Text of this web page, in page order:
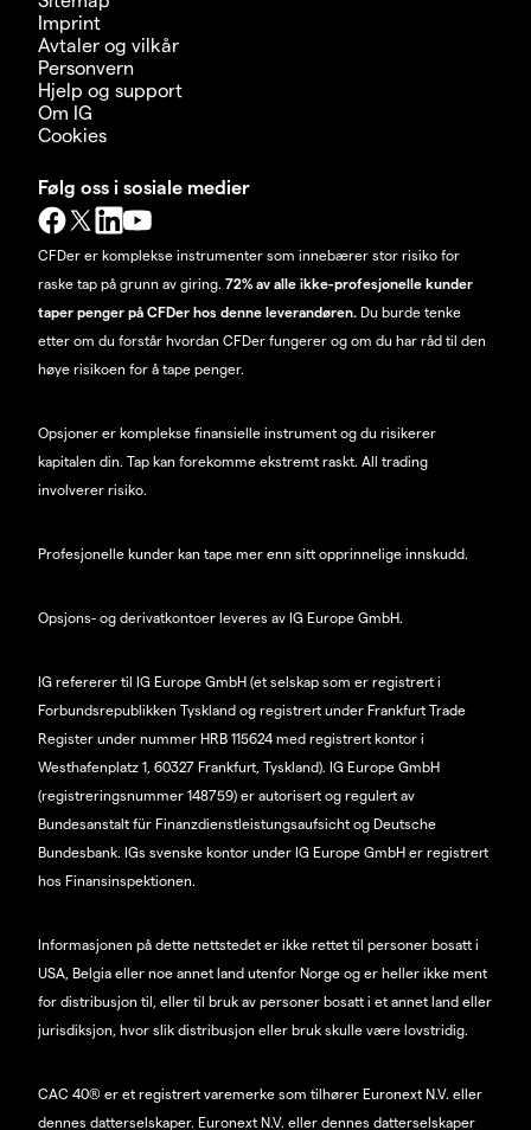
Imprint
Avtaler og vilkår
Personvern
Hjelp og support
Om IG
Cookies
Følg oss i sosiale medier
CFDer er komplekse instrumenter som innebærer stor risiko for
raske tap på grunn av giring. 72% av alle ikke-profesjonelle kunder
taper penger på CFDer hos denne leverandøren. Du burde tenke
etter om du forstår hvordan CFDer fungerer og om du har råd til den
høye risikoen for å tape penger.
Opsjoner er komplekse finansielle instrument og du risikerer
kapitalen din. Tap kan forekomme ekstremt raskt. All trading
involverer risiko.
Profesjonelle kunder kan tape mer enn sitt opprinnelige innskudd.
Opsjons- og derivatkontoer leveres av IG Europe GmbH.
IG refererer til IG Europe GmbH (et selskap som er registrert i
Forbundsrepublikken Tyskland og registrert under Frankfurt Trade
Register under nummer HRB 115624 med registrert kontor i
Westhafenplatz 1, 60327 Frankfurt, Tyskland). IG Europe GmbH
(registreringsnummer 148759) er autorisert og regulert av
Bundesanstalt für Finanzdienstleistungsaufsicht og Deutsche
Bundesbank. IGs svenske kontor under IG Europe GmbH er registrert
hos Finansinspektionen.
Informasjonen på dette nettstedet er ikke rettet til personer bosatt i
USA, Belgia eller noe annet land utenfor Norge og er heller ikke ment
for distribusjon til, eller til bruk av personer bosatt i et annet land eller
jurisdiksjon, hvor slik distribusjon eller bruk skulle være lovstridig.
CAC 40® er et registrert varemerke som tilhører Euronext N.V. eller
dennes datterselskaper. Euronext N.V. eller dennes datterselskaper